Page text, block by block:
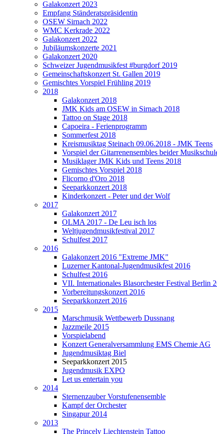
Galakonzert 2023
Empfang Ständeratspräsidentin
OSEW Sirnach 2022
WMC Kerkrade 2022
Galakonzert 2022
Jubiläumskonzerte 2021
Galakonzert 2020
Schweizer Jugendmusikfest #burgdorf 2019
Gemeinschaftskonzert St. Gallen 2019
Gemischtes Vorspiel Frühling 2019
2018
Galakonzert 2018
JMK Kids am OSEW in Sirnach 2018
Tattoo on Stage 2018
Capoeira - Ferienprogramm
Sommerfest 2018
Kreismusiktag Steinach 09.06.2018 - JMK Teens
Vorspiel der Gitarrenensembles beider
Musiklager JMK Kids und Teens 2018
Gemischtes Vorspiel 2018
Flicorno d'Oro 2018
Seeparkkonzert 2018
Kinderkonzert - Peter und der Wolf
2017
Galakonzert 2017
OLMA 2017 - De Leu isch los
Weltjugendmusikfestival 2017
Schulfest 2017
2016
Galakonzert 2016 "Extreme JMK"
Luzerner Kantonal-Jugendmusikfest 2016
Schulfest 2016
VII. Internationales Blasorchester Festival Berlin
Vorbereitungskonzert 2016
Seeparkkonzert 2016
2015
Marschmusik Wettbewerb Dussnang
Jazzmeile 2015
Vorspielabend
Konzert Generalversammlung EMS Chemie AG
Jugendmusiktag Biel
Seeparkkonzert 2015
Jugendmusik EXPO
Let us entertain you
2014
Sternenzauber Vorstufenensemble
Kampf der Orchester
Singapur 2014
2013
The Princely Liechtenstein Tattoo